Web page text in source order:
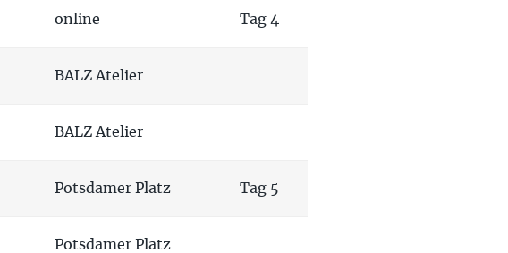
online Tag 4
BALZ Atelier
BALZ Atelier
Potsdamer Platz Tag 5
Potsdamer Platz